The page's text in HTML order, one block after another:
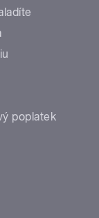
poplatek